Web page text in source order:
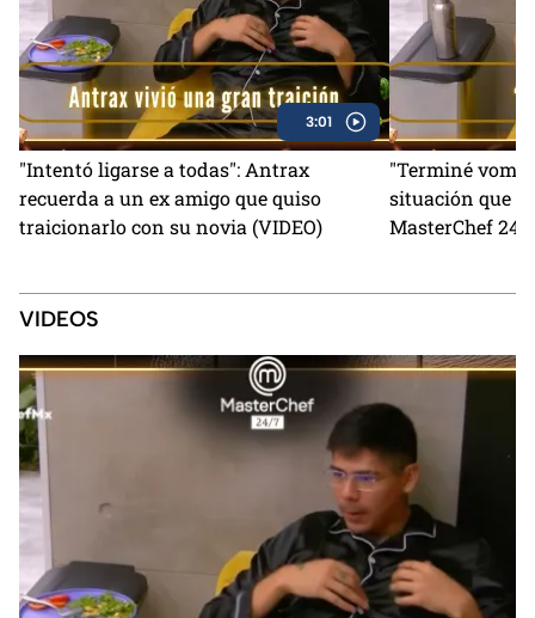
3:01
"Intentó ligarse a todas": Antrax
recuerda a un ex amigo que quiso
traicionarlo con su novia (VIDEO)
"Terminé
situación que
MasterChef 24/
VIDEOS